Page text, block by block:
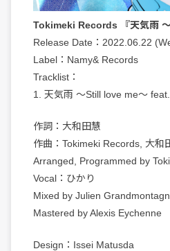
Tokimeki Records 『天気雨
Release Date：2022.06.22
Label：Namy& Records
Tracklist：
1. 天気雨 〜Still love me〜
作詞：大和田慧
作曲：Tokimeki Records, 大和
Arranged, Programmed by
Vocal：ひかり
Mixed by Julien
Mastered by Alexis Eychenne
Design：Issei Matusda